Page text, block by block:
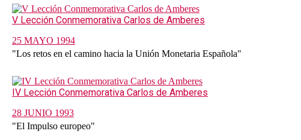
V Lección Conmemorativa Carlos de Amberes
25 MAYO 1994
"Los retos en el camino hacia la Unión Monetaria Española"
IV Lección Conmemorativa Carlos de Amberes
28 JUNIO 1993
"El Impulso europeo"